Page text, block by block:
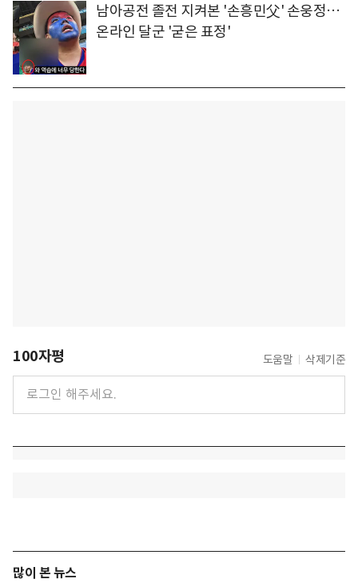
남아공전 졸전 지켜본 '손흥민父' 손웅정…
온라인 달군 '굳은 표정'
100자평 도움말 삭제기준
많이 본 뉴스